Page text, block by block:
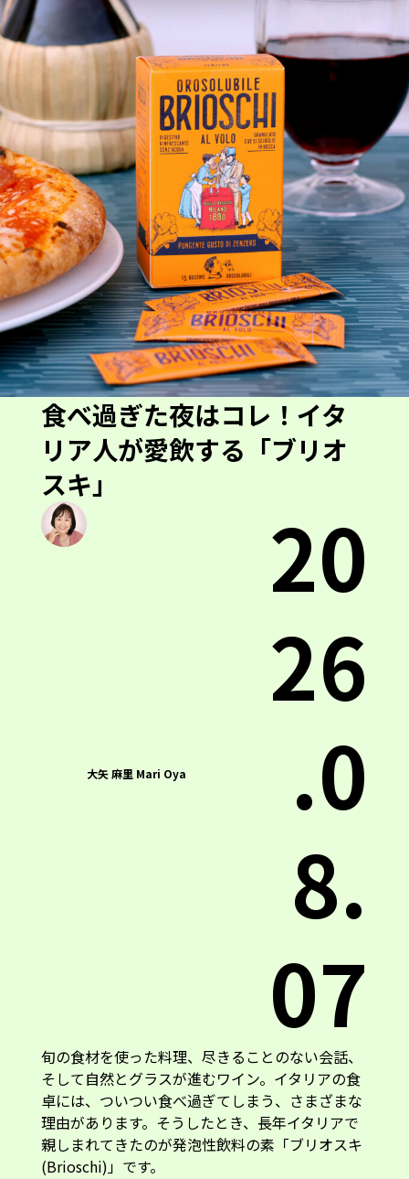
食べ過ぎた夜はコレ！イタ
リア人が愛飲する「ブリオ
スキ」
大矢 麻里 Mari Oya
20
26
.0
8.
07
旬の食材を使った料理、尽きることのない会話、
そして自然とグラスが進むワイン。イタリアの食
卓には、ついつい食べ過ぎてしまう、さまざまな
理由があります。そうしたとき、長年イタリアで
親しまれてきたのが発泡性飲料の素「ブリオスキ
(Brioschi)」です。